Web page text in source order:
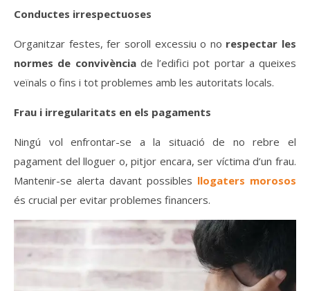
Conductes irrespectuoses
Organitzar festes, fer soroll excessiu o no respectar les
normes de convivènciade l’edifici pot portar a queixes
veïnals o fins i tot problemes amb les autoritats locals.
Frau i irregularitats en els pagaments
Ningú vol enfrontar-se a la situació de no rebre el
pagament del lloguer o, pitjor encara, ser víctima d’un frau.
Mantenir-se alerta davant possibles llogaters morosos
és crucial per evitar problemes financers.